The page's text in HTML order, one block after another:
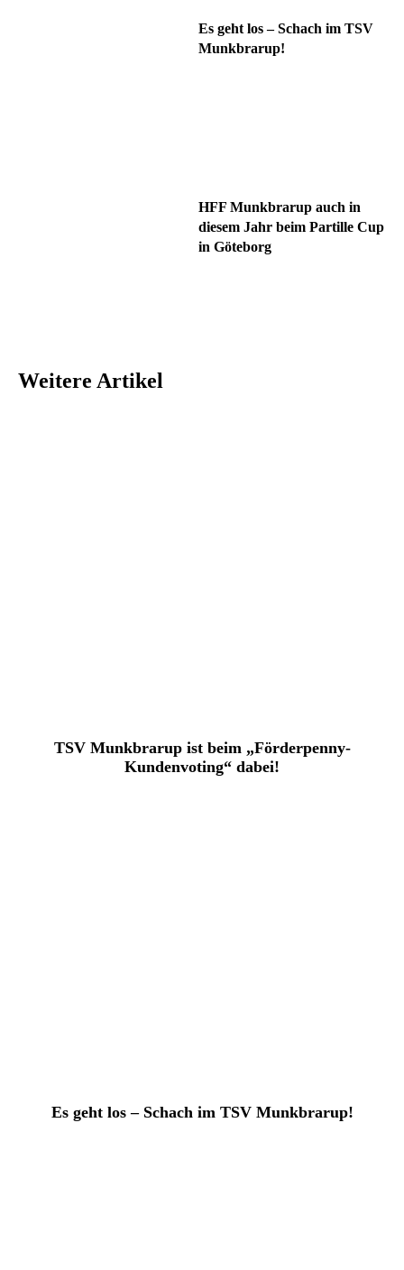
Es geht los – Schach im TSV
Munkbrarup!
HFF Munkbrarup auch in
diesem Jahr beim Partille Cup
in Göteborg
Weitere Artikel
TSV Munkbrarup ist beim „Förderpenny-
Kundenvoting“ dabei!
Es geht los – Schach im TSV Munkbrarup!